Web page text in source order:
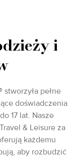
i
stworzyła pełne
doświadczenia
17 lat. Nasze
& Leisure za
każdemu
aby rozbudzić